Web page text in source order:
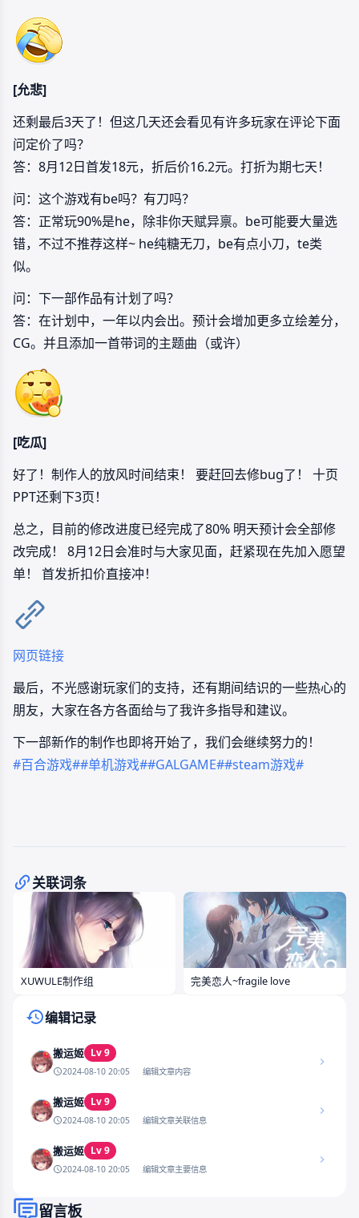
[允悲]
还剩最后3天了！但这几天还会看见有许多玩家在评论下面
问定价了吗？
答：8月12日首发18元，折后价16.2元。打折为期七天！
问：这个游戏有be吗？有刀吗？
答：正常玩90%是he，除非你天赋异禀。be可能要大量选
错，不过不推荐这样~ he纯糖无刀，be有点小刀，te类
似。
问：下一部作品有计划了吗？
答：在计划中，一年以内会出。预计会增加更多立绘差分，
CG。并且添加一首带词的主题曲（或许）
[吃瓜]
好了！制作人的放风时间结束！ 要赶回去修bug了！ 十页
PPT还剩下3页！
总之，目前的修改进度已经完成了80% 明天预计会全部修
改完成！ 8月12日会准时与大家见面，赶紧现在先加入愿望
单！ 首发折扣价直接冲！
网页链接
最后，不光感谢玩家们的支持，还有期间结识的一些热心的
朋友，大家在各方各面给与了我许多指导和建议。
下一部新作的制作也即将开始了，我们会继续努力的！
#百合游戏##单机游戏##GALGAME##steam游戏#
关联词条
XUWULE制作组 完美恋人~fragile love
编辑记录
搬运姬 Lv 9
2024-08-10 20:05 编辑文章内容
搬运姬 Lv 9
2024-08-10 20:05 编辑文章关联信息
搬运姬 Lv 9
2024-08-10 20:05 编辑文章主要信息
留言板